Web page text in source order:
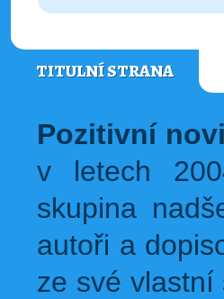
TITULNÍ STRANA
Pozitivní
v letech
skupina
autoři a
ze své vlastní